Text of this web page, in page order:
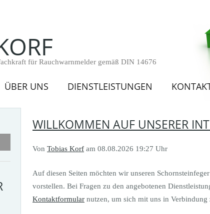
für Rauchwarnmelder gemäß DIN 14676
ÜBER UNS DIENSTLEISTUNGEN
WILLKOMMEN AUF UNSERER
Von Tobias Korf am 08.08.2026 19:27 Uhr
Auf diesen Seiten möchten wir unseren
vorstellen. Bei Fragen zu den angebotenen
Kontaktformular nutzen, um sich mit uns in Verbindung